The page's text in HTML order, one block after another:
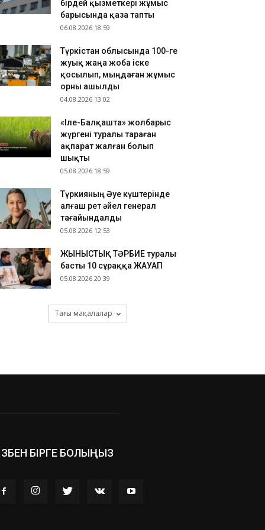
Нұралхан Көшеров тұрғынды жеке
мәселесін шешу жолын түсіндірді
ұлттық құрамасының бұрынғы
қайтыс болды
17:32
Отырар ауданына келуші туристер
бірдей қызметкері жұмыс
барысында қаза тапты
06.08.2026 18:59
Түркістан облысында 100-ге
жуық жаңа жоба іске
қосылып, мыңдаған жұмыс
орны ашылды
04.08.2026 13:02
«Іле-Балқашта» жолбарыс
жүргені туралы тараған
ақпарат жалған болып
шықты
05.08.2026 18:59
Түркияның Әуе күштерінде
алғаш рет әйел генерал
тағайындалды
05.08.2026 12:53
ЖЫНЫСТЫҚ ТӘРБИЕ туралы
басты 10 сұраққа ЖАУАП
05.08.2026 20:39
Тағы мақалалар
БІРГЕ БОЛЫҢЫЗ